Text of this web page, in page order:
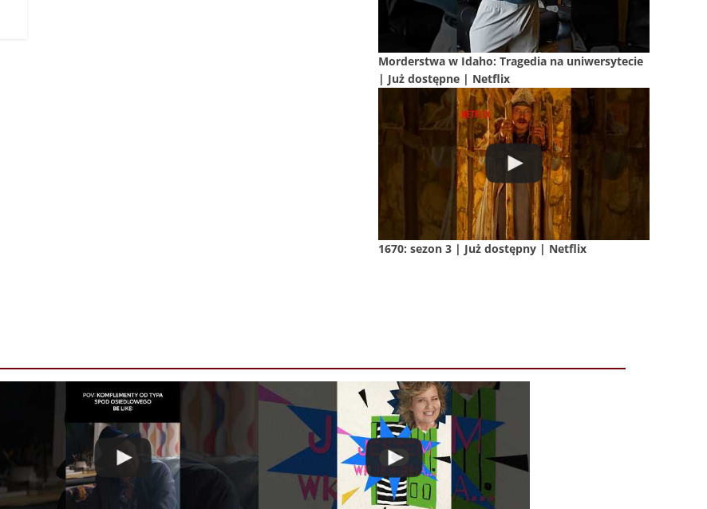
Morderstwa w Idaho: Tragedia na uniwersytecie
| Już dostępne | Netflix
1670: sezon 3 | Już dostępny | Netflix